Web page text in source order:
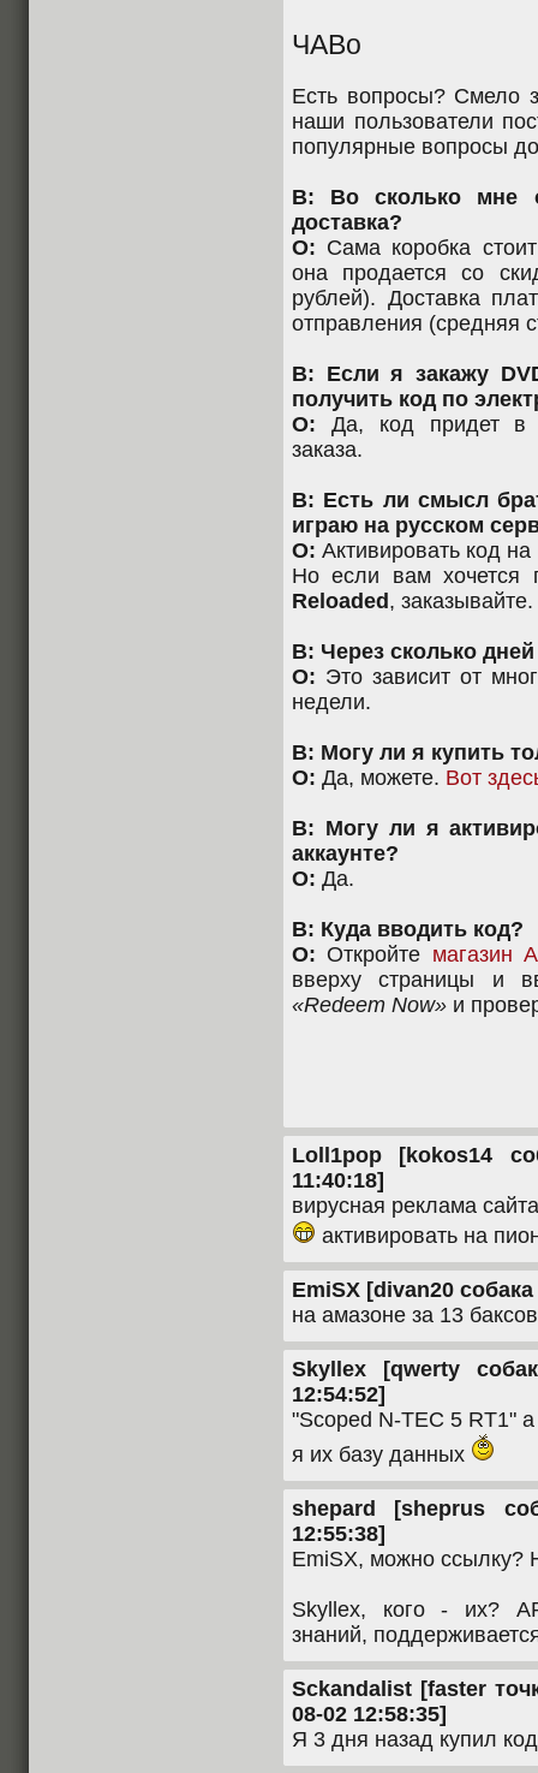
ЧАВо
Есть вопросы? Смело
наши пользователи
популярные вопросы
В: Во сколько мне
доставка?
О: Сама коробка
она продается со
рублей). Доставка
отправления (средняя
В: Если я закажу
получить код по
О: Да, код придет в
заказа.
В: Есть ли смысл
играю на русском
О: Активировать код
Но если вам хочется
Reloaded , заказывайте.
В: Через сколько
О: Это зависит от
недели.
В: Могу ли я купить
О: Да, можете. Вот
В: Могу ли я
аккаунте?
О: Да.
В: Куда вводить код?
О: Откройте магазин
вверху страницы и
«Redeem Now» и
Loll1pop [kokos14
11:40:18]
вирусная реклама
активировать на
EmiSX [divan20
на амазоне за 13
Skyllex [qwerty
12:54:52]
"Scoped N-TEC 5 RT1"
я их базу данных
shepard [sheprus
12:55:38]
EmiSX, можно ссылку?
Skyllex, кого - их?
знаний,
Sckandalist [faster
08-02 12:58:35]
Я 3 дня назад купил